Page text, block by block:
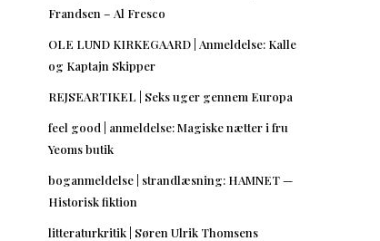
Frandsen – Al Fresco
OLE LUND KIRKEGAARD | Anmeldelse: Kalle
og Kaptajn Skipper
REJSEARTIKEL | Seks uger gennem Europa
feel good | anmeldelse: Magiske nætter i fru
Yeoms butik
boganmeldelse | strandlæsning: HAMNET —
Historisk fiktion
litteraturkritik | Søren Ulrik Thomsens